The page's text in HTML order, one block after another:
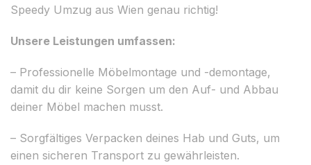
Speedy Umzug aus Wien genau richtig!
Unsere Leistungen umfassen:
– Professionelle Möbelmontage und -demontage,
damit du dir keine Sorgen um den Auf- und Abbau
deiner Möbel machen musst.
– Sorgfältiges Verpacken deines Hab und Guts, um
einen sicheren Transport zu gewährleisten.